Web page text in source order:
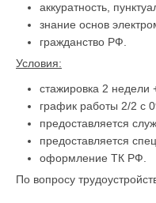
аккуратность,
знание основ
гражданство РФ.
Условия:
стажировка 2 недели
график работы 2/2 с
предоставляется
предоставляется
оформление ТК РФ.
По вопросу